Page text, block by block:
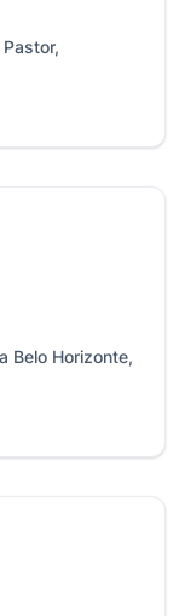
Belo Horizonte,